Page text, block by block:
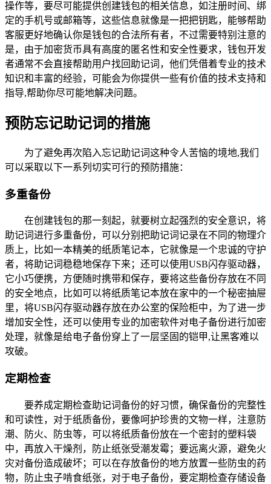
操作等，要尽可能提供创建钱包的相关信息，如注册时间、绑
定的手机号或邮箱等，这些信息就像是一把把钥匙，能够帮助
客服更好地确认你是钱包的合法所有者，不过需要特别注意的
是，由于加密货币具有高度的匿名性和安全性要求，钱包开发
者通常不会直接帮助用户找回助记词，他们凭借着专业的技术
知识和丰富的经验，可能会为你提供一些有价值的技术支持和
指导,帮助你尽可能地解决问题。
预防忘记助记词的措施
为了避免再次陷入忘记助记词这种令人苦恼的境地,我们
可以采取以下一系列切实可行的预防措施：
多重备份
在创建钱包的那一刻起，就要树立起强烈的安全意识，将
助记词进行多重备份，可以分别把助记词记录在不同的物理介
质上，比如一本精美的纸质笔记本，它就像是一个忠诚的守护
者，将助记词稳稳地保存下来；还可以使用USB闪存驱动器，
它小巧便携，方便随时携带和保存，要将这些备份存放在不同
的安全地点，比如可以将纸质笔记本放在家中的一个秘密抽屉
里，将USB闪存驱动器存放在办公室的保险柜中，为了进一步
增加安全性，还可以使用专业的加密软件对电子备份进行加密
处理，就像是给电子备份穿上了一层坚固的铠甲,让黑客难以
攻破。
定期检查
要养成定期检查助记词备份的好习惯，确保备份的完整性
和可读性，对于纸质备份，要像呵护珍贵的文物一样，注意防
潮、防火、防虫等，可以将纸质备份放在一个密封的塑料袋
中，再放入干燥剂，防止纸张受潮发霉；要远离火源，避免火
灾对备份造成破坏；可以在存放备份的地方放置一些防虫的药
物，防止虫子啃食纸张，对于电子备份，要定期检查存储设备